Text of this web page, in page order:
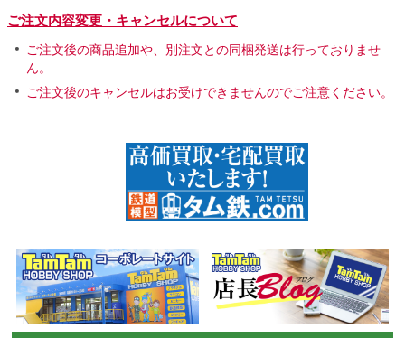
ご注文内容変更・キャンセルについて
ご注文後の商品追加や、別注文との同梱発送は行っておりませ
ん。
ご注文後のキャンセルはお受けできませんのでご注意ください。